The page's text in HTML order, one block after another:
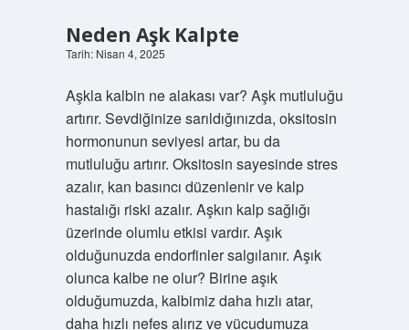
Neden Aşk Kalpte
Tarih: Nisan 4, 2025
Aşkla kalbin ne alakası var? Aşk mutluluğu
artırır. Sevdiğinize sarıldığınızda, oksitosin
hormonunun seviyesi artar, bu da
mutluluğu artırır. Oksitosin sayesinde stres
azalır, kan basıncı düzenlenir ve kalp
hastalığı riski azalır. Aşkın kalp sağlığı
üzerinde olumlu etkisi vardır. Aşık
olduğunuzda endorfinler salgılanır. Aşık
olunca kalbe ne olur? Birine aşık
olduğumuzda, kalbimiz daha hızlı atar,
daha hızlı nefes alırız ve vücudumuza